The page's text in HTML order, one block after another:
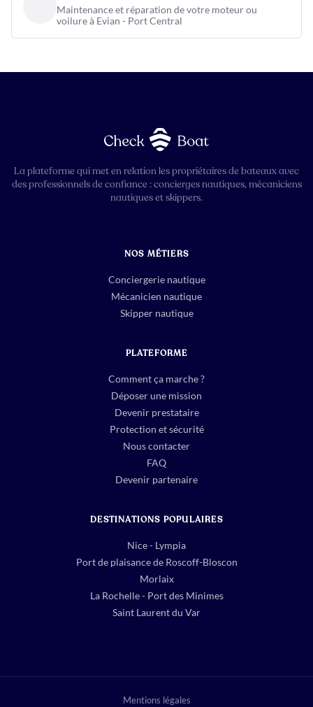
Maintenance et réparation de votre moteur ou
voilure à Evian - Port Central
La plateforme qui met en relation les propriétaires de bateaux avec
des professionnels de confiance : concierges nautiques, mécaniciens
nautiques et skippers.
NOS MÉTIERS
Conciergerie nautique
Mécanicien nautique
Skipper nautique
PLATEFORME
Comment ça marche ?
Déposer une mission
Devenir prestataire
Protection et sécurité
Nous contacter
FAQ
Devenir partenaire
DESTINATIONS POPULAIRES
Nice - Lympia
Port de plaisance de Roscoff-Bloscon
Morlaix
La Rochelle - Port des Minimes
Saint Laurent du Var
Mentions légales